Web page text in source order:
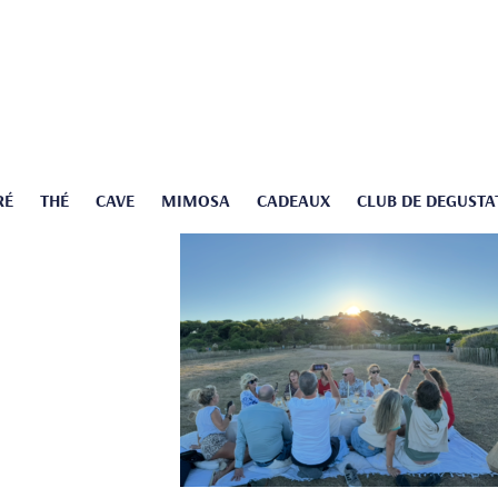
THÉ CAVE MIMOSA CADEAUX CLUB DE